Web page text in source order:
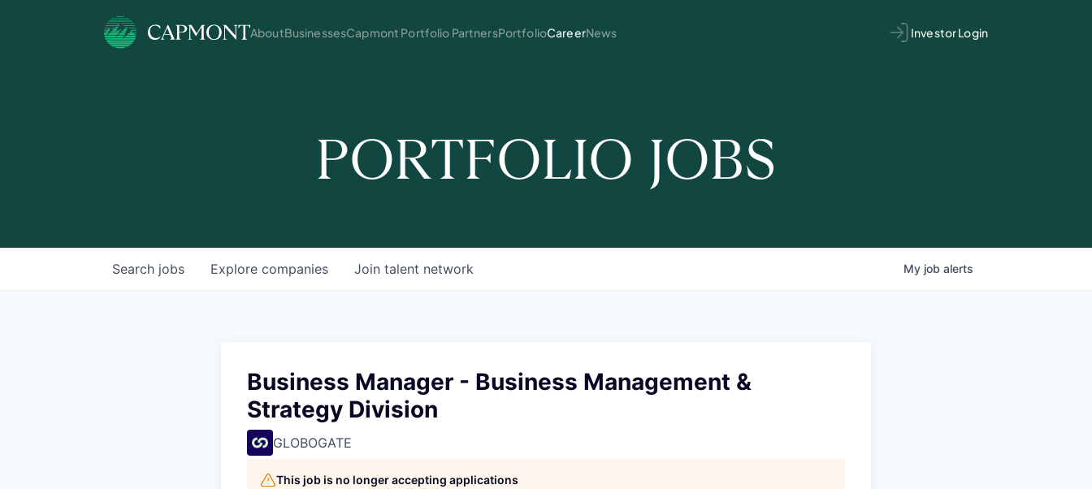
AboutBusinessesCapmont Portfolio PartnersPortfolioCareerNews Investor Login
PORTFOLIO JOBS
Search jobs Explore companies Join talent network My job alerts
Business Manager - Business Management &
Strategy Division
GLOBOGATE
This job is no longer accepting applications